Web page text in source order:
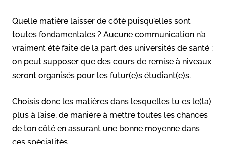
Quelle matière laisser de côté puisqu’elles sont
toutes fondamentales ? Aucune communication n’a
vraiment été faite de la part des universités de santé :
on peut supposer que des cours de remise à niveaux
seront organisés pour les futur(e)s étudiant(e)s.
Choisis donc les matières dans lesquelles tu es le(la)
plus à l’aise, de manière à mettre toutes les chances
de ton côté en assurant une bonne moyenne dans